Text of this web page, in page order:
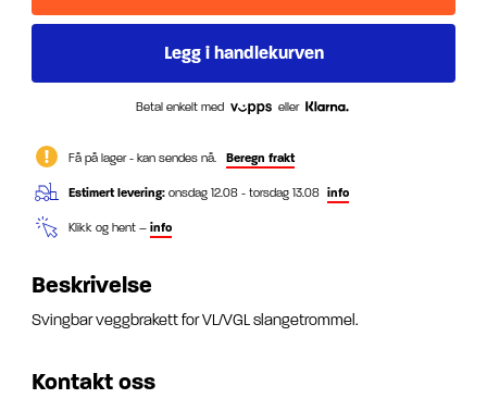
Betal enkelt med eller
Få på lager - kan sendes nå. Beregn frakt
Estimert levering: onsdag 12.08 - torsdag 13.08 info
Klikk og hent – info
Beskrivelse
Svingbar veggbrakett for VL/VGL slangetrommel.
Kontakt oss